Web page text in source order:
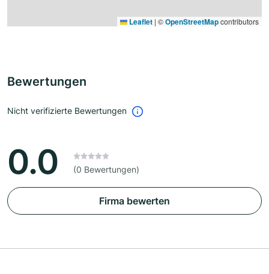
Leaflet | ©OpenStreetMapcontributors
Bewertungen
Nicht verifizierte Bewertungen
0.0 (0 Bewertungen)
Firma bewerten